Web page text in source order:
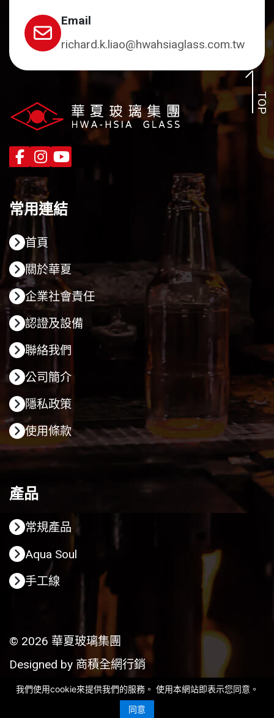
TOP
Email
richard.k.liao@hwahsiaglass.com.tw
常用連結
首頁
關於華夏
企業社會責任
認證及設備
聯絡我們
公司簡介
隱私政策
使用條款
產品
常規產品
Aqua Soul
手工線
© 2026 華夏玻璃集團
Designed by 商積全網行銷
我們使用cookie來提供我們的服務。 使用本網站即表示您同意。
同意